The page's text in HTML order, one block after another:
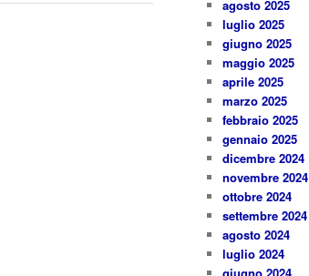
agosto 2025
luglio 2025
giugno 2025
maggio 2025
aprile 2025
marzo 2025
febbraio 2025
gennaio 2025
dicembre 2024
novembre 2024
ottobre 2024
settembre 2024
agosto 2024
luglio 2024